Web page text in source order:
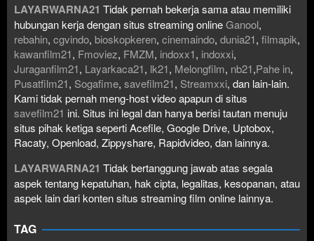
LAYARWARNA21 Tidak pernah bekerja sama atau memiliki
hubungan kerja dengan situs streaming onlineGanool,
rebahin, cgvindo, bioskopkeren, cinemaindo, dunia21, filmapik,
kawanfilm21, Fmoviez, FMZM, indoxx1, indoxxi,
Juraganfilm21, Layarkaca21, lk21, Melongfilm, nb21,Pahe in,
Pusatfilm21, Sogafime, savefilm21, Streamxxi, dan lain-lain.
Kami tidak pernah meng-host video apapun di situs
savefilm21 ini. Situs ini legal dan hanya berisi tautan menuju
situs pihak ketiga seperti Acefile, Google Drive, Uptobox,
Racaty, Openload, Zippyshare, Rapidvideo, dan lainnya.
LAYARWARNA21 Tidak bertanggung jawab atas segala
aspek tentang kepatuhan, hak cipta, legalitas, kesopanan, atau
aspek lain dari konten situs streaming film online lainnya.
TAG